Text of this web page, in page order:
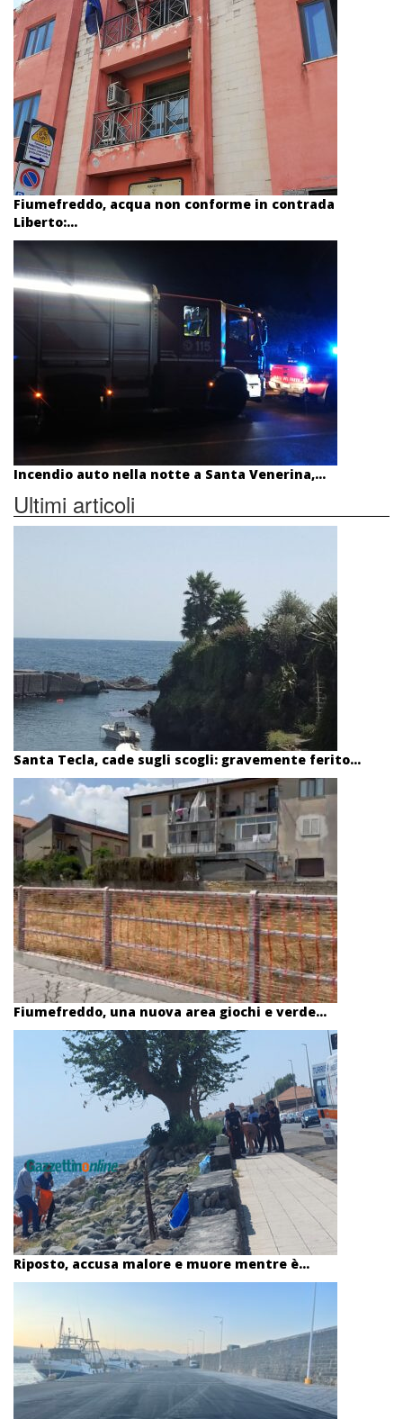
Fiumefreddo, acqua non conforme in contrada
Liberto:...
Incendio auto nella notte a Santa Venerina,...
Ultimi articoli
Santa Tecla, cade sugli scogli: gravemente ferito...
Fiumefreddo, una nuova area giochi e verde...
Riposto, accusa malore e muore mentre è...